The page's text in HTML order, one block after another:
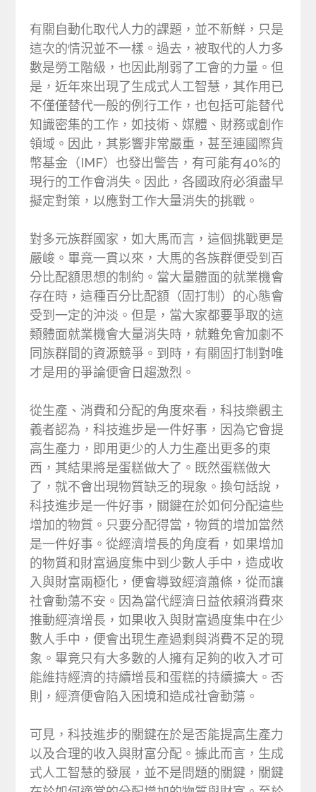
有關自動化取代人力的課題，並不新鮮，只是
這次的情況並不一樣。過去，被取代的人力多
數是勞工階級，也因此削弱了工會的力量。但
是，近年來出現了生成式人工智慧，其作用已
不僅僅替代一般的例行工作，也包括可能替代
知識密集的工作，如技術、媒體、財務或創作
領域。因此，其影響非常嚴重，甚至連國際貨
幣基金（IMF）也發出警告，有可能有40%的
現行的工作會消失。因此，各國政府必須盡早
擬定對策，以應對工作大量消失的挑戰。
對多元族群國家，如大馬而言，這個挑戰更是
嚴峻。畢竟一貫以來，大馬的各族群便受到百
分比配額思想的制約。當大量體面的就業機會
存在時，這種百分比配額（固打制）的心態會
受到一定的沖淡。但是，當大家都要爭取的這
類體面就業機會大量消失時，就難免會加劇不
同族群間的資源競爭。到時，有關固打制對唯
才是用的爭論便會日趨激烈。
從生產、消費和分配的角度來看，科技樂觀主
義者認為，科技進步是一件好事，因為它會提
高生產力，即用更少的人力生產出更多的東
西，其結果將是蛋糕做大了。既然蛋糕做大
了，就不會出現物質缺乏的現象。換句話說，
科技進步是一件好事，關鍵在於如何分配這些
增加的物質。只要分配得當，物質的增加當然
是一件好事。從經濟增長的角度看，如果增加
的物質和財富過度集中到少數人手中，造成收
入與財富兩極化，便會導致經濟蕭條，從而讓
社會動蕩不安。因為當代經濟日益依賴消費來
推動經濟增長，如果收入與財富過度集中在少
數人手中，便會出現生產過剩與消費不足的現
象。畢竟只有大多數的人擁有足夠的收入才可
能維持經濟的持續增長和蛋糕的持續擴大。否
則，經濟便會陷入困境和造成社會動蕩。
可見，科技進步的關鍵在於是否能提高生產力
以及合理的收入與財富分配。據此而言，生成
式人工智慧的發展，並不是問題的關鍵，關鍵